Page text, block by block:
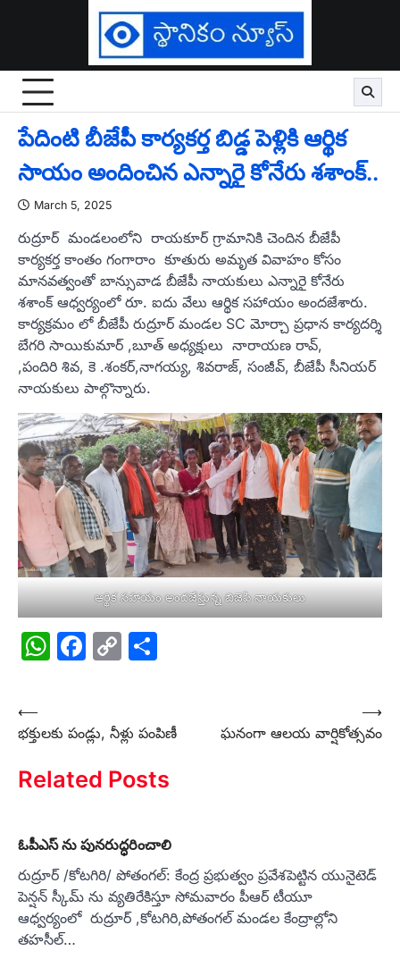
పేదింటి బీజేపీ కార్యకర్త బిడ్డ పెళ్లికి ఆర్థిక
సాయం అందించిన ఎన్నారై కోనేరు శశాంక్..
March 5, 2025
రుద్రూర్ మండలంలోని రాయకూర్ గ్రామానికి చెందిన బీజేపీ
కార్యకర్త కాంతం గంగారాం కూతురు అమృత వివాహం కోసం
మానవత్వంతో బాన్సువాడ బీజేపీ నాయకులు ఎన్నారై కోనేరు
శశాంక్ ఆధ్వర్యంలో రూ. ఐదు వేలు ఆర్థిక సహాయం అందజేశారు.
కార్యక్రమం లో బీజేపీ రుద్రూర్ మండల SC మోర్చా ప్రధాన కార్యదర్శి
బేగరి సాయికుమార్ ,బూత్ అధ్యక్షులు నారాయణ రావ్,
,పందిరి శివ, కె .శంకర్,నాగయ్య, శివరాజ్, సంజీవ్, బీజేపీ సీనియర్
నాయకులు పాల్గొన్నారు.
ఆర్థిక సహాయం అందజేస్తున్న బిజెపి నాయకులు
WhatsApp
Facebook
Copy
Post
navigation
⟵
భక్తులకు పండ్లు, నీళ్లు పంపిణీ
ఘనంగా ఆలయ వార్షికోత్సవం
⟶
Related Posts
ఓపీఎస్ ను పునరుద్ధరించాలి
రుద్రూర్ /కోటగిరి/ పోతంగల్: కేంద్ర ప్రభుత్వం ప్రవేశపెట్టిన యునైటెడ్
పెన్షన్ స్కీమ్ ను వ్యతిరేకిస్తూ సోమవారం పీఆర్ టీయూ
ఆధ్వర్యంలో రుద్రూర్ ,కోటగిరి,పోతంగల్ మండల కేంద్రాల్లోని
తహసీల్…